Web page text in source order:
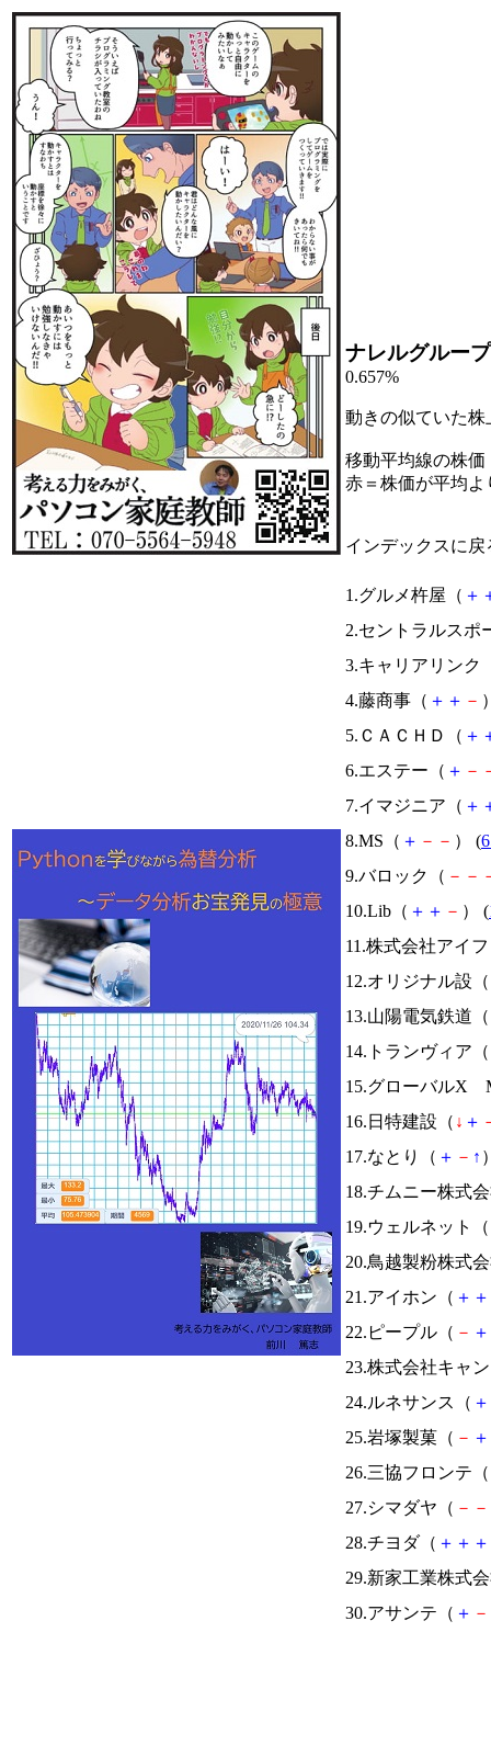
ナレルグループ
0.657%
動きの似ていた
移動平均線の株価
赤＝株価が平均
インデックスに戻
1.グルメ杵屋（ ＋
2.セントラルスポ
3.キャリアリンク
4.藤商事（ ＋ ＋ －
5.ＣＡＣＨＤ（ ＋
6.エステー（ ＋ －
7.イマジニア（ ＋
8.MS（ ＋ － － ） (
9.バロック（ － －
10.Lib（ ＋ ＋ － ） (
11.株式会社アイ
12.オリジナル設（
13.山陽電気鉄道（
14.トランヴィア（
15.グローバルX
16.日特建設（ ↓ ＋
17.なとり（ ＋ － ↑
18.チムニー株式
19.ウェルネット（
20.鳥越製粉株式
21.アイホン（ ＋ ＋
22.ピープル（ － ＋
23.株式会社キャ
24.ルネサンス（ ＋
25.岩塚製菓（ － ＋
26.三協フロンテ（
27.シマダヤ（ － －
28.チヨダ（ ＋ ＋ ＋
29.新家工業株式
30.アサンテ（ ＋ －